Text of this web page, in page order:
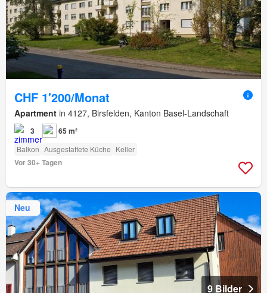
CHF 1'200/Monat
Apartment in 4127, Birsfelden, Kanton Basel-Landschaft
3 65 m²
Balkon Ausgestattete Küche Keller
Vor 30+ Tagen
Neu
9 Bilder